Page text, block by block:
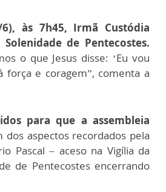
às 7h45, Irmã Custódia
de Pentecostes.
o que Jesus disse: ‘Eu vou
força e coragem”, comenta a
para que a assembleia
dos aspectos recordados pela
Pascal – aceso na Vigília da
de Pentecostes encerrando